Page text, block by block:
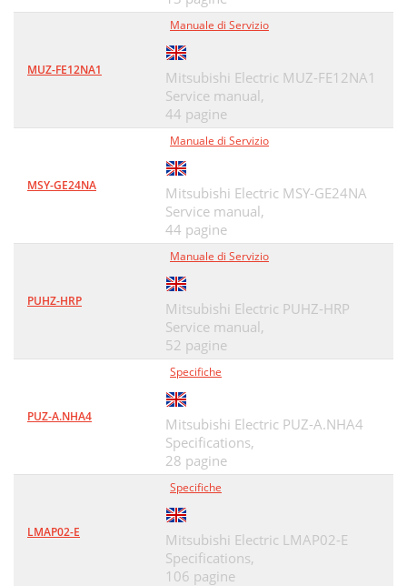
MUZ-FE12NA1
Manuale di Servizio
Mitsubishi Electric MUZ-FE12NA1
Service manual,
44 pagine
MSY-GE24NA
Manuale di Servizio
Mitsubishi Electric MSY-GE24NA
Service manual,
44 pagine
PUHZ-HRP
Manuale di Servizio
Mitsubishi Electric PUHZ-HRP
Service manual,
52 pagine
PUZ-A.NHA4
Specifiche
Mitsubishi Electric PUZ-A.NHA4
Specifications,
28 pagine
LMAP02-E
Specifiche
Mitsubishi Electric LMAP02-E
Specifications,
106 pagine